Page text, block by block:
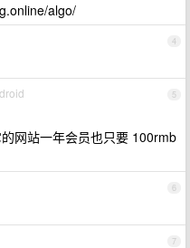
algo/
4
5
网站一年会员也只要 100rmb
6
7